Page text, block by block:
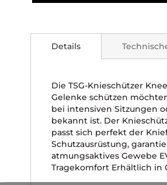
der
Bildgalerie
Details
Die TSG-Knieschützer
Gelenke schützen
bei intensiven Sitzungen
bekannt ist. Der
passt sich perfekt der
Schutzausrüstung,
atmungsaktives Gewebe
Tragekomfort Erhältlich in